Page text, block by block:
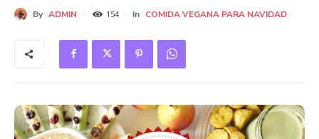
By ADMIN 154 In COMIDA VEGANA PARA NAVIDAD